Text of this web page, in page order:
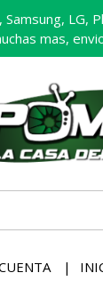
LG,
mas,